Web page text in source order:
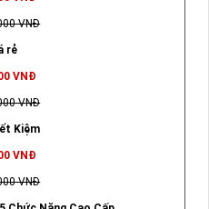
VNĐ
rẻ
VNĐ
VNĐ
Kiệm
VNĐ
VNĐ